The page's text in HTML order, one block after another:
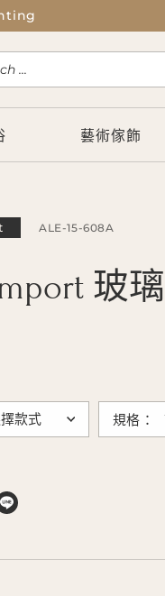
藝術傢飾
ALE-15-608A
玻
規格：